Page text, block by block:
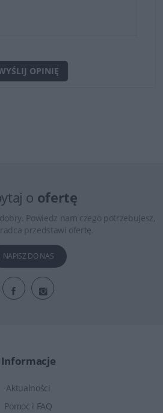
OPINIĘ
o ofertę
Powiedz nam czego potrzebujesz,
przedstawi ofertę.
NAPISZ DO NAS
Informacje
Aktualności
Pomoc i FAQ